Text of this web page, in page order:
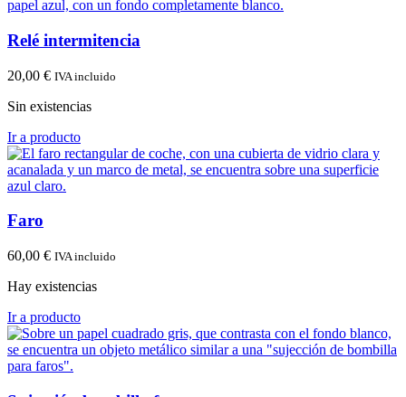
Relé intermitencia
20,00 € IVA incluido
Sin existencias
Ir a producto
Faro
60,00 € IVA incluido
Hay existencias
Ir a producto